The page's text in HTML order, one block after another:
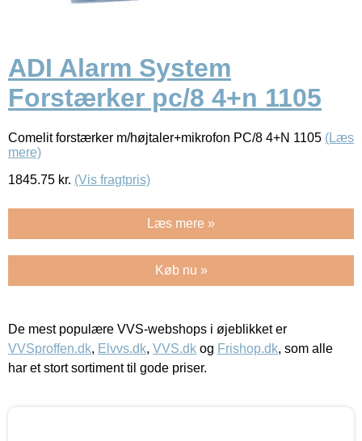
ADI Alarm System
Forstærker pc/8 4+n 1105
Comelit forstærker m/højtaler+mikrofon PC/8 4+N 1105 (Læs
mere)
1845.75 kr. (Vis fragtpris)
Læs mere »
Køb nu »
De mest populære VVS-webshops i øjeblikket er
VVSproffen.dk, Elvvs.dk, VVS.dk og Frishop.dk, som alle
har et stort sortiment til gode priser.